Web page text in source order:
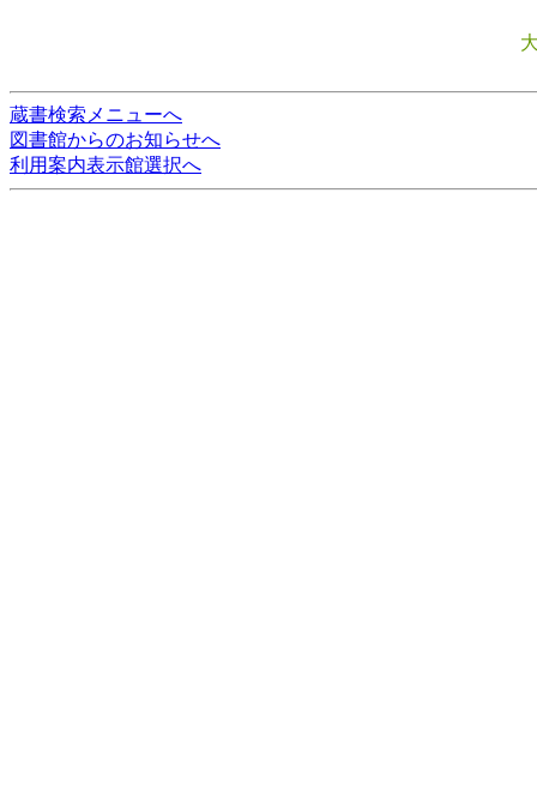
蔵書検索メニューへ
図書館からのお知らせへ
利用案内表示館選択へ